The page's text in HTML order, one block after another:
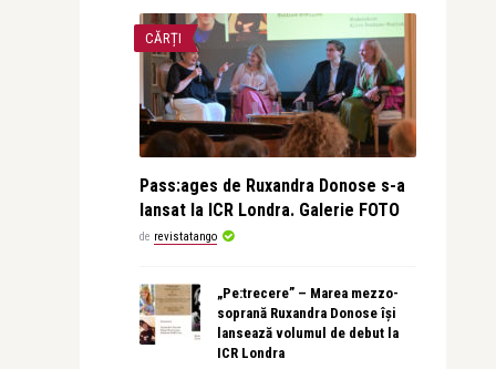
CĂRȚI
Pass:ages de Ruxandra Donose s-a
lansat la ICR Londra. Galerie FOTO
de revistatango
„Pe:trecere” – Marea mezzo-
soprană Ruxandra Donose își
lansează volumul de debut la
ICR Londra